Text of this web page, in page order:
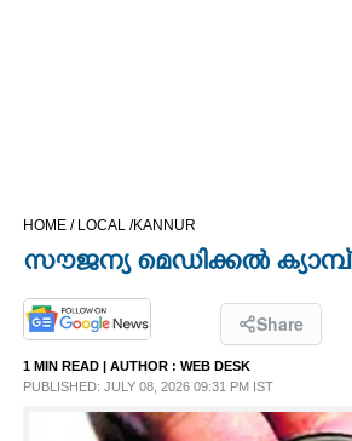
OPINION
PHOTOS
HOME / LOCAL /KANNUR
സൗജന്യ മെഡിക്കൽ ക്യാമ്പ്
Share
1 MIN READ | AUTHOR : WEB DESK
PUBLISHED: JULY 08, 2026 09:31 PM IST